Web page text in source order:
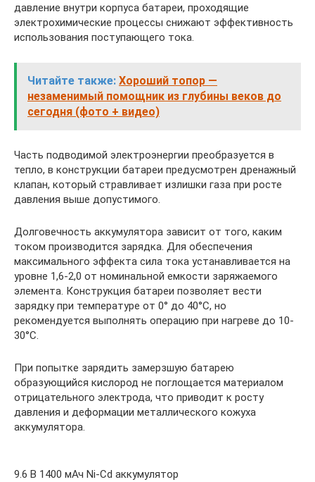
давление внутри корпуса батареи, проходящие
электрохимические процессы снижают эффективность
использования поступающего тока.
Читайте также: Хороший топор —
незаменимый помощник из глубины веков до
сегодня (фото + видео)
Часть подводимой электроэнергии преобразуется в
тепло, в конструкции батареи предусмотрен дренажный
клапан, который стравливает излишки газа при росте
давления выше допустимого.
Долговечность аккумулятора зависит от того, каким
током производится зарядка. Для обеспечения
максимального эффекта сила тока устанавливается на
уровне 1,6-2,0 от номинальной емкости заряжаемого
элемента. Конструкция батареи позволяет вести
зарядку при температуре от 0° до 40°С, но
рекомендуется выполнять операцию при нагреве до 10-
30°С.
При попытке зарядить замерзшую батарею
образующийся кислород не поглощается материалом
отрицательного электрода, что приводит к росту
давления и деформации металлического кожуха
аккумулятора.
9.6 В 1400 мАч Ni-Cd аккумулятор